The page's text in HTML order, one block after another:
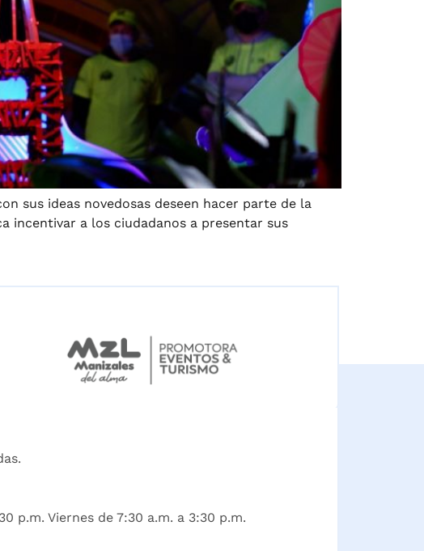
sus ideas novedosas deseen hacer parte de la
incentivar a los ciudadanos a presentar sus
p.m. Viernes de 7:30 a.m. a 3:30 p.m.